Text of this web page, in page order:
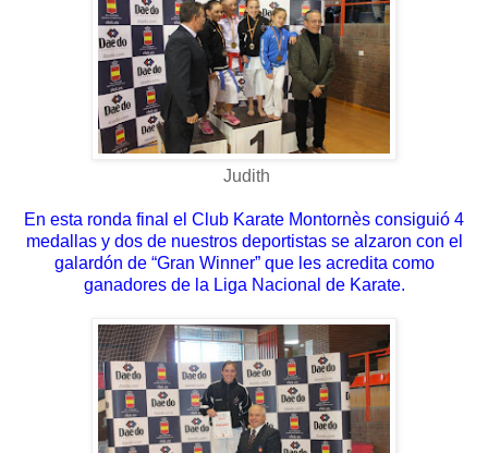
Judith
En esta ronda final el Club Karate Montornès consiguió 4
medallas y dos de nuestros deportistas se alzaron con el
galardón de “Gran Winner” que les acredita como
ganadores de la Liga Nacional de Karate.